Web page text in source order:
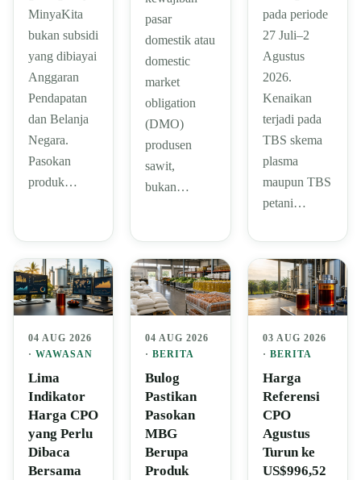
MinyaKita
bukan subsidi
yang dibiayai
Anggaran
Pendapatan
dan Belanja
Negara.
Pasokan
produk…
pasar
domestik atau
domestic
market
obligation
(DMO)
produsen
sawit,
bukan…
pada periode
27 Juli–2
Agustus
2026.
Kenaikan
terjadi pada
TBS skema
plasma
maupun TBS
petani…
04 AUG 2026
· WAWASAN
Lima
Indikator
Harga CPO
yang Perlu
Dibaca
Bersama
04 AUG 2026
·BERITA
Bulog
Pastikan
Pasokan
MBG
Berupa
Produk
03 AUG 2026
· BERITA
Harga
Referensi
CPO
Agustus
Turun ke
US$996,52